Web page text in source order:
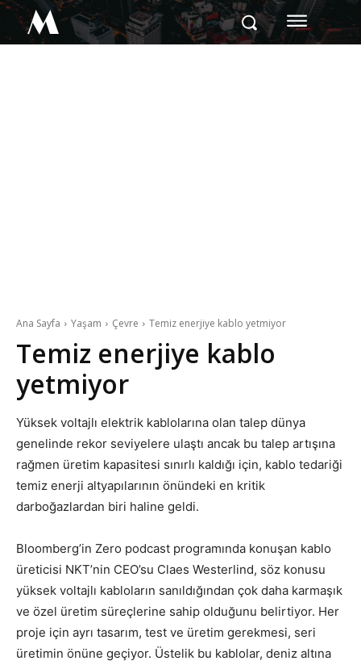
M
Ana Sayfa Yaşam Çevre Temiz enerjiye kablo yetmiyor
Temiz enerjiye kablo
yetmiyor
Yüksek voltajlı elektrik kablolarına olan talep dünya
genelinde rekor seviyelere ulaştı ancak bu talep artışına
rağmen üretim kapasitesi sınırlı kaldığı için, kablo tedariği
temiz enerji altyapılarının önündeki en kritik
darboğazlardan biri haline geldi.
Bloomberg’in Zero podcast programında konuşan kablo
üreticisi NKT’nin CEO’su Claes Westerlind, söz konusu
yüksek voltajlı kabloların sanıldığından çok daha karmaşık
ve özel üretim süreçlerine sahip olduğunu belirtiyor. Her
proje için ayrı tasarım, test ve üretim gerekmesi, seri
üretimin önüne geçiyor. Üstelik bu kablolar, deniz altına